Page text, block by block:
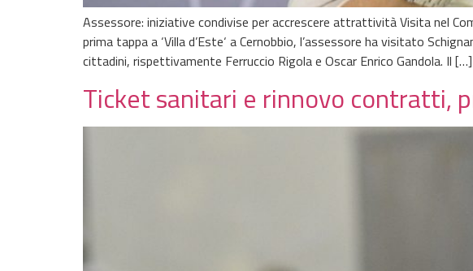
Assessore: iniziative condivise per accrescere attrattività Visita nel
prima tappa a ‘Villa d’Este‘ a Cernobbio, l’assessore ha visitato
cittadini, rispettivamente Ferruccio Rigola e Oscar Enrico Gandola. Il […]
Ticket sanitari e rinnovo contratti,